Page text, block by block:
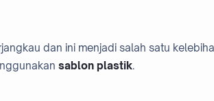
dan ini menjadi salah satu
sablon plastik.